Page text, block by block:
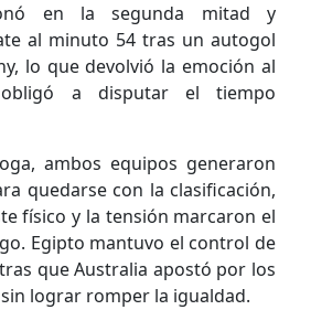
en la segunda mitad y
al minuto 54 tras un autogol
lo que devolvió la emoción al
a disputar el tiempo
ambos equipos generaron
quedarse con la clasificación,
físico y la tensión marcaron el
Egipto mantuvo el control de
que Australia apostó por los
lograr romper la igualdad.